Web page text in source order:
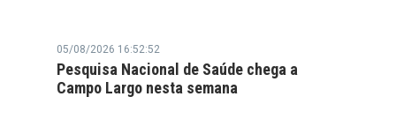
05/08/2026 16:52:52
Pesquisa Nacional de Saúde chega a
Campo Largo nesta semana